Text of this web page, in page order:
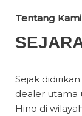
Tentang Kami
Sejak
dealer utama
Hino di